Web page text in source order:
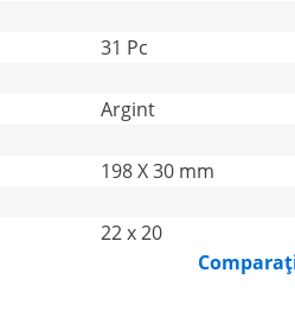
31 Pc
Argint
198 X 30 mm
22 x 20